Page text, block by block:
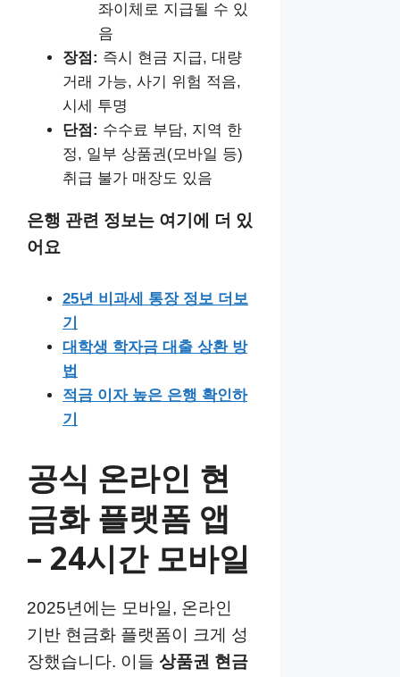
좌이체로 지급될 수 있
음
장점: 즉시 현금 지급, 대량
거래 가능, 사기 위험 적음,
시세 투명
단점: 수수료 부담, 지역 한
정, 일부 상품권(모바일 등)
취급 불가 매장도 있음
은행 관련 정보는 여기에 더 있
어요
25년 비과세 통장 정보 더보
기
대학생 학자금 대출 상환 방
법
적금 이자 높은 은행 확인하
기
공식 온라인 현
금화 플랫폼 앱
– 24시간 모바일
2025년에는 모바일, 온라인
기반 현금화 플랫폼이 크게 성
장했습니다. 이들 상품권 현금